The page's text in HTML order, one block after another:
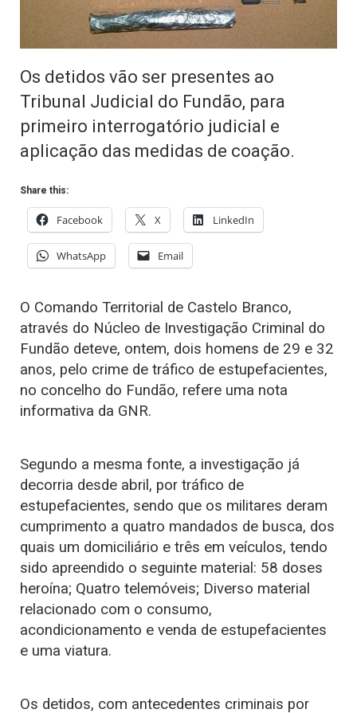
Os detidos vão ser presentes ao
Tribunal Judicial do Fundão, para
primeiro interrogatório judicial e
aplicação das medidas de coação.
Share this:
Facebook X LinkedIn
WhatsApp Email
O Comando Territorial de Castelo Branco,
através do Núcleo de Investigação Criminal do
Fundão deteve, ontem, dois homens de 29 e 32
anos, pelo crime de tráfico de estupefacientes,
no concelho do Fundão, refere uma nota
informativa da GNR.
Segundo a mesma fonte, a investigação já
decorria desde abril, por tráfico de
estupefacientes, sendo que os militares deram
cumprimento a quatro mandados de busca, dos
quais um domiciliário e três em veículos, tendo
sido apreendido o seguinte material: 58 doses
heroína; Quatro telemóveis; Diverso material
relacionado com o consumo,
acondicionamento e venda de estupefacientes
e uma viatura.
Os detidos, com antecedentes criminais por